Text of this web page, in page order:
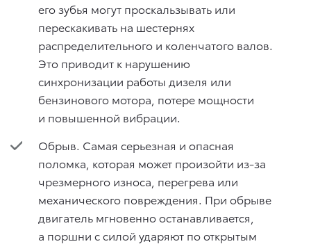
его зубья могут проскальзывать или
перескакивать на шестернях
распределительного и коленчатого валов.
Это приводит к нарушению
синхронизации работы дизеля или
бензинового мотора, потере мощности
и повышенной вибрации.
Обрыв. Самая серьезная и опасная
поломка, которая может произойти из-за
чрезмерного износа, перегрева или
механического повреждения. При обрыве
двигатель мгновенно останавливается,
а поршни с силой ударяют по открытым